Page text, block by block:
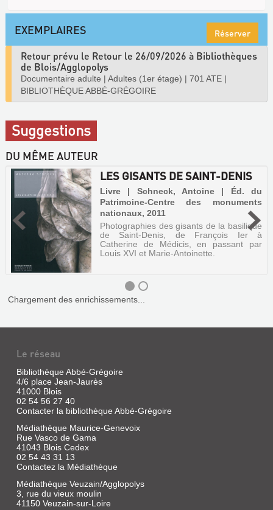
EXEMPLAIRES Réserver
Retour prévu le Retour le 26/09/2026 à Bibliothèques
de Blois/Agglopolys
Documentaire adulte | Adultes (1er étage) | 701 ATE |
BIBLIOTHÈQUE ABBÉ-GRÉGOIRE
Suggestions
DU MÊME AUTEUR
LES GISANTS DE SAINT-DENIS
Livre | Schneck, Antoine | Éd. du
Patrimoine-Centre des monuments
nationaux, 2011
Photographies des gisants de la basilique
de Saint-Denis, de François Ier à
Catherine de Médicis, en passant par
Louis XVI et Marie-Antoinette.
LES
DE
SAINT-
DENIS
Livre
Antoine
Éd.
du
Centre
des
Chargement des enrichissements...
Le réseau
Bibliothèque Abbé-Grégoire
4/6 place Jean-Jaurès
41000 Blois
02 54 56 27 40
Contacter la bibliothèque Abbé-Grégoire
Médiathèque Maurice-Genevoix
Rue Vasco de Gama
41043 Blois Cedex
02 54 43 31 13
Contactez la Médiathèque
Médiathèque Veuzain/Agglopolys
3, rue du vieux moulin
41150 Veuzain-sur-Loire